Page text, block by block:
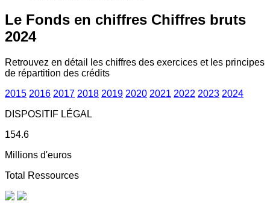
Le Fonds en chiffres Chiffres bruts
2024
Retrouvez en détail les chiffres des exercices et les principes
de répartition des crédits
2015 2016 2017 2018 2019 2020 2021 2022 2023 2024
DISPOSITIF LÉGAL
154.6
Millions d'euros
Total Ressources